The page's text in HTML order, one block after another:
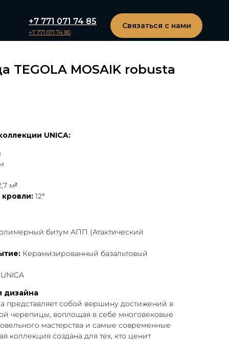
+7 771 071 74 85
+7 771 071 74 80
Связаться с нами
TEGOLA MOSAIK robusta
UNICA:
м²
12°
битум АПП (Атактический
Керамизированный базальтовый
дизайна
представляет собой вершину достижений в
черепицы, воплощая в себе многовековые
мастерства и самые современные
коллекция создана для тех, кто ценит